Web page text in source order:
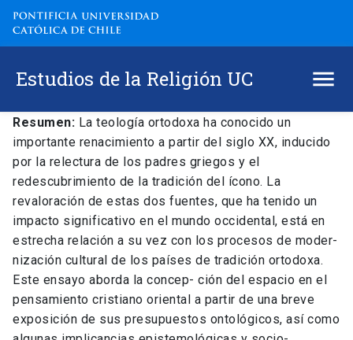
Estudios de la Religión UC
Resumen: La teología ortodoxa ha conocido un
importante renacimiento a partir del siglo XX, inducido
por la relectura de los padres griegos y el
redescubrimiento de la tradición del ícono. La
revaloración de estas dos fuentes, que ha tenido un
impacto significativo en el mundo occidental, está en
estrecha relación a su vez con los procesos de moder-
nización cultural de los países de tradición ortodoxa.
Este ensayo aborda la concep- ción del espacio en el
pensamiento cristiano oriental a partir de una breve
exposición de sus presupuestos ontológicos, así como